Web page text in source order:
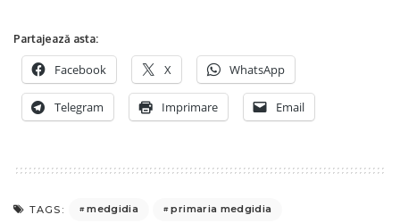
Partajează asta:
Facebook X WhatsApp
Telegram Imprimare Email
TAGS: medgidia
primaria medgidia